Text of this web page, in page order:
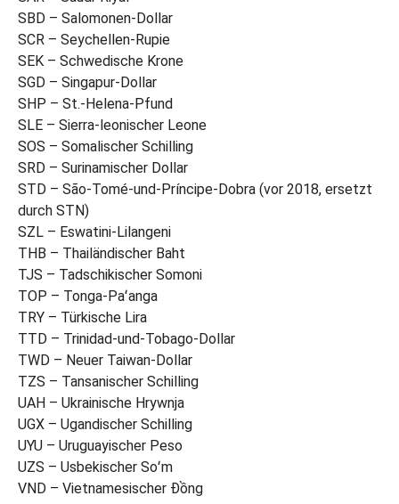
SBD – Salomonen-Dollar
SCR – Seychellen-Rupie
SEK – Schwedische Krone
SGD – Singapur-Dollar
SHP – St.-Helena-Pfund
SLE – Sierra-leonischer Leone
SOS – Somalischer Schilling
SRD – Surinamischer Dollar
STD – São-Tomé-und-Príncipe-Dobra (vor 2018, ersetzt
durch STN)
SZL – Eswatini-Lilangeni
THB – Thailändischer Baht
TJS – Tadschikischer Somoni
TOP – Tonga-Paʻanga
TRY – Türkische Lira
TTD – Trinidad-und-Tobago-Dollar
TWD – Neuer Taiwan-Dollar
TZS – Tansanischer Schilling
UAH – Ukrainische Hrywnja
UGX – Ugandischer Schilling
UYU – Uruguayischer Peso
UZS – Usbekischer Soʻm
VND – Vietnamesischer Đồng